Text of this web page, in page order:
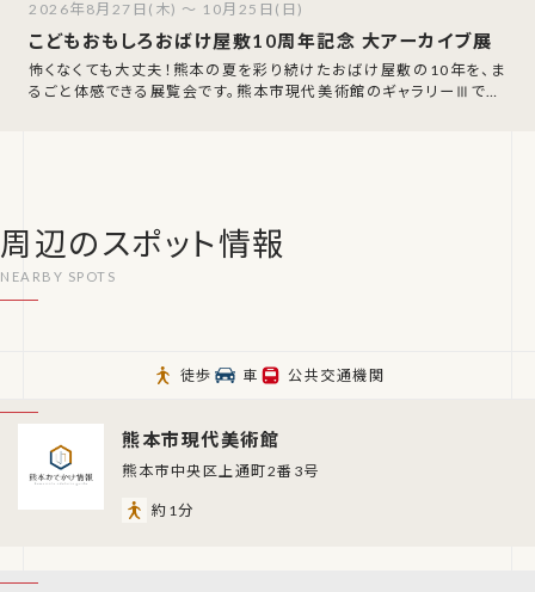
こどもおもしろおばけ屋敷10周年記念 大アーカイブ展
怖くなくても大丈夫！熊本の夏を彩り続けたおばけ屋敷の10年を、ま
るごと体感できる展覧会です。熊本市現代美術館のギャラリーⅢで、2
2026年8月27日(木) ～ 10月25日(日)
周辺のスポット情報
徒歩 車 公共交通機関
熊本市現代美術館
熊本市中央区上通町2番3号
約1分